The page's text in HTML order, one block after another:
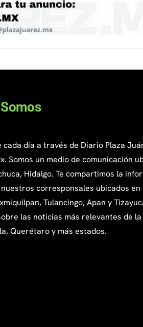
cada día a través de Diario Plaza
Somos un medio de comunicación
Hidalgo. Te compartimos la
corresponsales ubicados en
Tulancingo, Apan y
las noticias más relevantes de la
Querétaro y más estados.